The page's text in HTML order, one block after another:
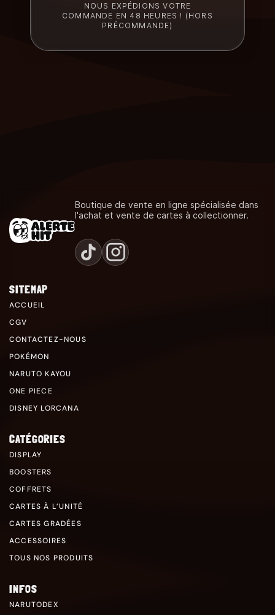
NOUS EXPÉDIONS VOTRE
COMMANDE EN 48 HEURES ! (HORS
PRÉCOMMANDE)
Boutique de vente en ligne spécialisée dans
l'achat et vente de cartes à collectionner.
SITEMAP
ACCUEIL
CGV
CONTACTEZ-NOUS
POKÉMON
NARUTO KAYOU
ONE PIECE
DISNEY LORCANA
CATÉGORIES
DISPLAY
BOOSTERS
COFFRETS
CARTES À L’UNITÉ
CARTES GRADÉES
ACCESSOIRES
TOUS NOS PRODUITS
INFOS
NARUTODEX